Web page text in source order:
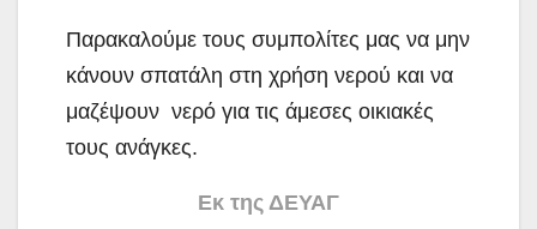
Παρακαλούμε τους συμπολίτες μας να μην
κάνουν σπατάλη στη χρήση νερού και να
μαζέψουν νερό για τις άμεσες οικιακές
τους ανάγκες.
Εκ της ΔΕΥΑΓ